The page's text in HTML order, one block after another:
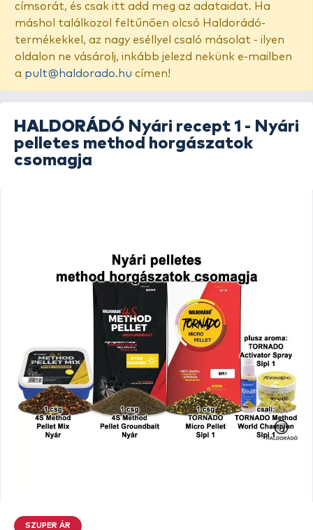
címsorát, és csak itt add meg az adataidat. Ha
máshol találkozol feltűnően olcsó Haldorádó-
termékekkel, az nagy eséllyel csaló másolat - ilyen
oldalon ne vásárolj, inkább jelezd nekünk e-mailben
a pult@haldorado.hu címen!
HALDORÁDÓ Nyári recept 1 - Nyári
pelletes method horgászatok
csomagja
SZUPER ÁR